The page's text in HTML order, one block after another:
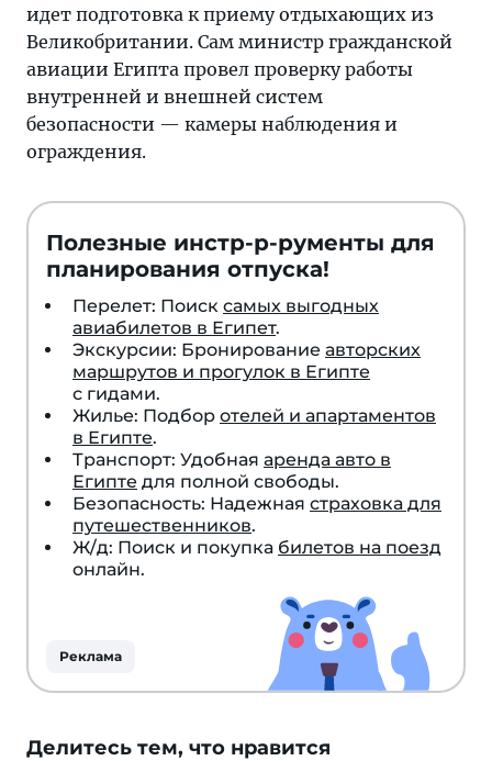
идет подготовка к приему отдыхающих из
Великобритании. Сам министр гражданской
авиации Египта провел проверку работы
внутренней и внешней систем
безопасности — камеры наблюдения и
ограждения.
Полезные инстр-р-рументы для
планирования отпуска!
Перелет: Поиск самых выгодных
авиабилетов в Египет.
Экскурсии: Бронирование авторских
маршрутов и прогулок в Египте
с гидами.
Жилье: Подбор отелей и апартаментов
в Египте.
Транспорт: Удобная аренда авто в
Египте для полной свободы.
Безопасность: Надежная страховка для
путешественников.
Ж/д: Поиск и покупка билетов на поезд
онлайн.
Реклама
Делитесь тем, что нравится